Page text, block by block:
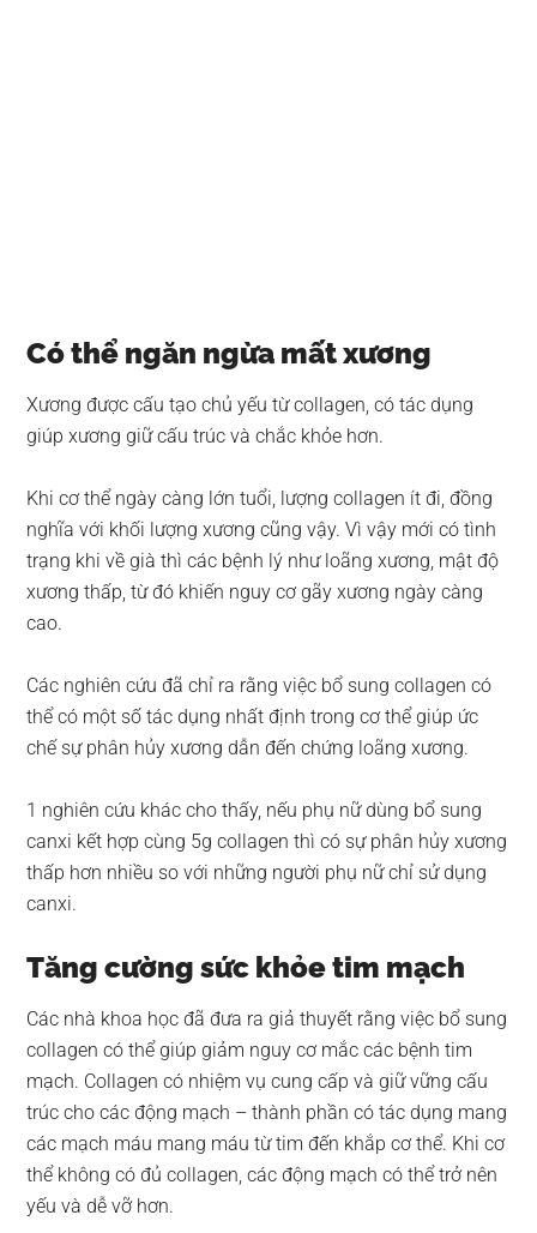
Có thể ngăn ngừa mất xương
Xương được cấu tạo chủ yếu từ collagen, có tác dụng
giúp xương giữ cấu trúc và chắc khỏe hơn.
Khi cơ thể ngày càng lớn tuổi, lượng collagen ít đi, đồng
nghĩa với khối lượng xương cũng vậy. Vì vậy mới có tình
trạng khi về già thì các bệnh lý như loãng xương, mật độ
xương thấp, từ đó khiến nguy cơ gãy xương ngày càng
cao.
Các nghiên cứu đã chỉ ra rằng việc bổ sung collagen có
thể có một số tác dụng nhất định trong cơ thể giúp ức
chế sự phân hủy xương dẫn đến chứng loãng xương.
1 nghiên cứu khác cho thấy, nếu phụ nữ dùng bổ sung
canxi kết hợp cùng 5g collagen thì có sự phân hủy xương
thấp hơn nhiều so với những người phụ nữ chỉ sử dụng
canxi.
Tăng cường sức khỏe tim mạch
Các nhà khoa học đã đưa ra giả thuyết rằng việc bổ sung
collagen có thể giúp giảm nguy cơ mắc các bệnh tim
mạch. Collagen có nhiệm vụ cung cấp và giữ vững cấu
trúc cho các động mạch – thành phần có tác dụng mang
các mạch máu mang máu từ tim đến khắp cơ thể. Khi cơ
thể không có đủ collagen, các động mạch có thể trở nên
yếu và dễ vỡ hơn.